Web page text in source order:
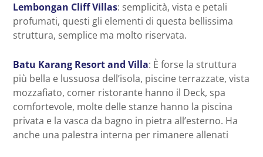
Lembongan Cliff Villas: semplicità, vista e petali
profumati, questi gli elementi di questa bellissima
struttura, semplice ma molto riservata.
Batu Karang Resort and Villa: È forse la struttura
più bella e lussuosa dell’isola, piscine terrazzate, vista
mozzafiato, comer ristorante hanno il Deck, spa
comfortevole, molte delle stanze hanno la piscina
privata e la vasca da bagno in pietra all’esterno. Ha
anche una palestra interna per rimanere allenati